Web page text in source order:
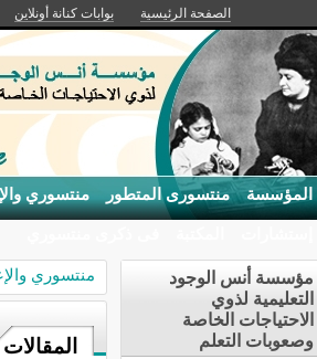
الصفحة الرئيسية بوابات كنانة أونلاين
المؤسسة منتسورى المتطور منتسوري
منتسوري
المقالات
مؤسسة أنس الوجود
التعليمية لذوي
الاحتياجات الخاصة
وصعوبات التعلم